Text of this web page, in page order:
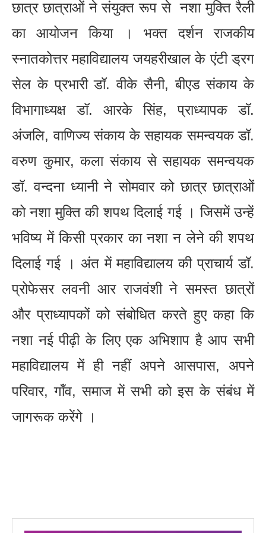
छात्र छात्राओं ने संयुक्त रूप से नशा मुक्ति रैली
का आयोजन किया । भक्त दर्शन राजकीय
स्नातकोत्तर महाविद्यालय जयहरीखाल के एंटी ड्रग
सेल के प्रभारी डॉ. वीके सैनी, बीएड संकाय के
विभागाध्यक्ष डॉ. आरके सिंह, प्राध्यापक डॉ.
अंजलि, वाणिज्य संकाय के सहायक समन्वयक डॉ.
वरुण कुमार, कला संकाय से सहायक समन्वयक
डॉ. वन्दना ध्यानी ने सोमवार को छात्र छात्राओं
को नशा मुक्ति की शपथ दिलाई गई । जिसमें उन्हें
भविष्य में किसी प्रकार का नशा न लेने की शपथ
दिलाई गई । अंत में महाविद्यालय की प्राचार्य डॉ.
प्रोफेसर लवनी आर राजवंशी ने समस्त छात्रों
और प्राध्यापकों को संबोधित करते हुए कहा कि
नशा नई पीढ़ी के लिए एक अभिशाप है आप सभी
महाविद्यालय में ही नहीं अपने आसपास, अपने
परिवार, गाँव, समाज में सभी को इस के संबंध में
जागरूक करेंगे ।